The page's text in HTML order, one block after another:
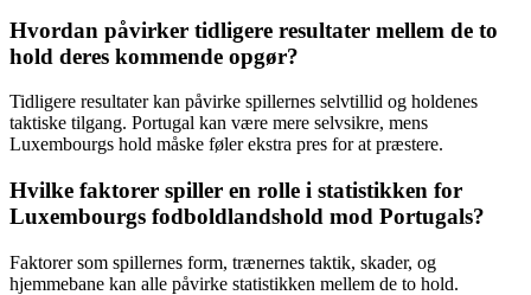
Hvordan påvirker tidligere resultater mellem de to
hold deres kommende opgør?
Tidligere resultater kan påvirke spillernes selvtillid og holdenes
taktiske tilgang. Portugal kan være mere selvsikre, mens
Luxembourgs hold måske føler ekstra pres for at præstere.
Hvilke faktorer spiller en rolle i statistikken for
Luxembourgs fodboldlandshold mod Portugals?
Faktorer som spillernes form, trænernes taktik, skader, og
hjemmebane kan alle påvirke statistikken mellem de to hold.